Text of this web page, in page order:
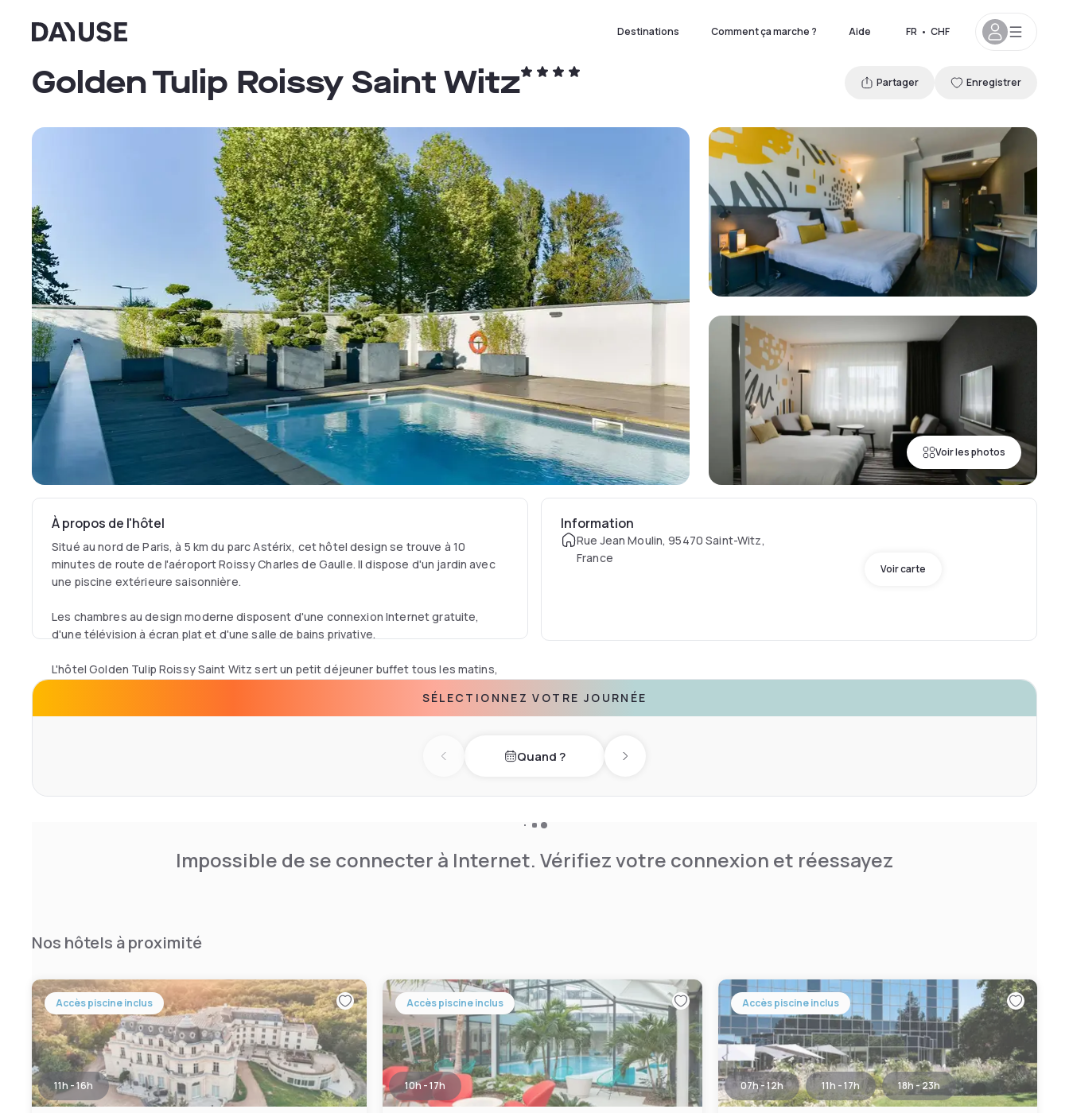
Dayuse Destinations Comment ça marche ? Aide FR • CHF
Voir les photos
Golden Tulip Roissy Saint Witz Partager Enregistrer
À propos de l'hôtel
Situé au nord de Paris, à 5 km du parc Astérix, cet hôtel design se trouve à 10
minutes de route de l'aéroport Roissy Charles de Gaulle. Il dispose d'un jardin avec
une piscine extérieure saisonnière.
Les chambres au design moderne disposent d'une connexion Internet gratuite,
d'une télévision à écran plat et d'une salle de bains privative.
L'hôtel Golden Tulip Roissy Saint Witz sert un petit déjeuner buffet tous les matins,
Information
Rue Jean Moulin, 95470 Saint-Witz,
France
Voir carte
SÉLECTIONNEZ VOTRE JOURNÉE
Previous dayQuand ? Next day
Impossible de se connecter à Internet. Vérifiez votre connexion et réessayez
Nos hôtels à proximité
Accès piscine inclus
11h - 16h
Accès piscine inclus
10h - 17h
Accès piscine inclus
07h - 12h 11h - 17h 18h - 23h